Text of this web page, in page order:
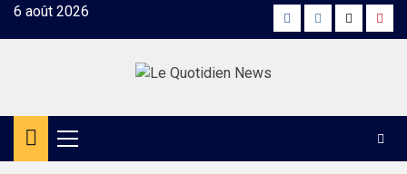
Skip6 août 2026 FacebookInstagram
Twitter
Primary
Menu